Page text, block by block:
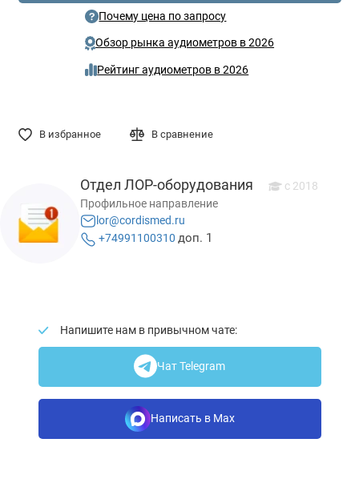
Почему цена по запросу
Обзор рынка аудиометров в 2026
Рейтинг аудиометров в 2026
В избранное В сравнение
Отдел ЛОР-оборудования c 2018
Профильное направление
lor@cordismed.ru
+74991100310 доп. 1
Напишите нам в привычном чате:
Чат Telegram
Написать в Max